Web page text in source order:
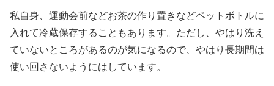
私自身、運動会前などお茶の作り置きなどペットボトルに
入れて冷蔵保存することもあります。ただし、やはり洗え
ていないところがあるのが気になるので、やはり長期間は
使い回さないようにはしています。